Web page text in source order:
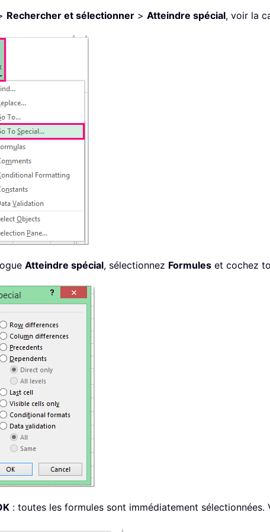
Rechercher et sélectionner > Atteindre spécial, voir la
Atteindre spécial, sélectionnez Formules et cochez
: toutes les formules sont immédiatement sélectionnées.